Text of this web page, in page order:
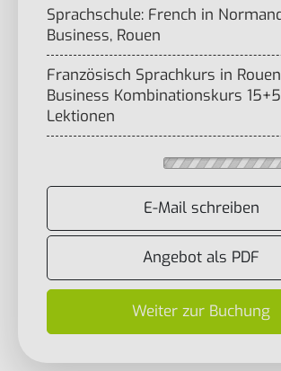
Sprachschule: French in
Business, Rouen
Französisch Sprachkurs in
Business Kombinationskurs
Lektionen
E-Mail schreiben
Angebot als PDF
Weiter zur Buchung